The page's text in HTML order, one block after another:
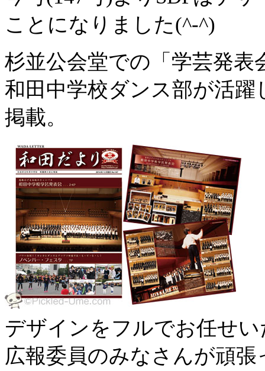
ことになりました(^-^)
杉並公会堂での「学芸発表
和田中学校ダンス部が活
掲載。
デザインをフルでお任せ
広報委員のみなさんが頑